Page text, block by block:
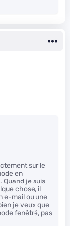
sur le
en
Quand je suis
chose, il
e-mail ou une
je veux que
fenêtré, pas